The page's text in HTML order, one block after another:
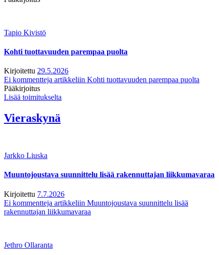
Tapio Kivistö
Kohti tuottavuuden parempaa puolta
Kirjoitettu 29.5.2026
Ei kommentteja artikkeliin Kohti tuottavuuden parempaa puolta
Pääkirjoitus
Lisää toimitukselta
Vieraskynä
Jarkko Liuska
Muuntojoustava suunnittelu lisää rakennuttajan liikkumavaraa
Kirjoitettu 7.7.2026
Ei kommentteja artikkeliin Muuntojoustava suunnittelu lisää
rakennuttajan liikkumavaraa
Jethro Ollaranta